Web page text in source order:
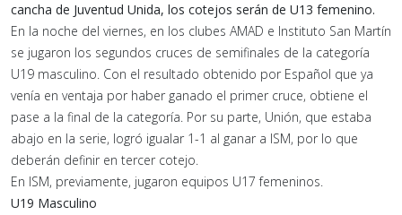
cancha de Juventud Unida, los cotejos serán de U13 femenino.
En la noche del viernes, en los clubes AMAD e Instituto San Martín
se jugaron los segundos cruces de semifinales de la categoría
U19 masculino. Con el resultado obtenido por Español que ya
venía en ventaja por haber ganado el primer cruce, obtiene el
pase a la final de la categoría. Por su parte, Unión, que estaba
abajo en la serie, logró igualar 1-1 al ganar a ISM, por lo que
deberán definir en tercer cotejo.
En ISM, previamente, jugaron equipos U17 femeninos.
U19 Masculino